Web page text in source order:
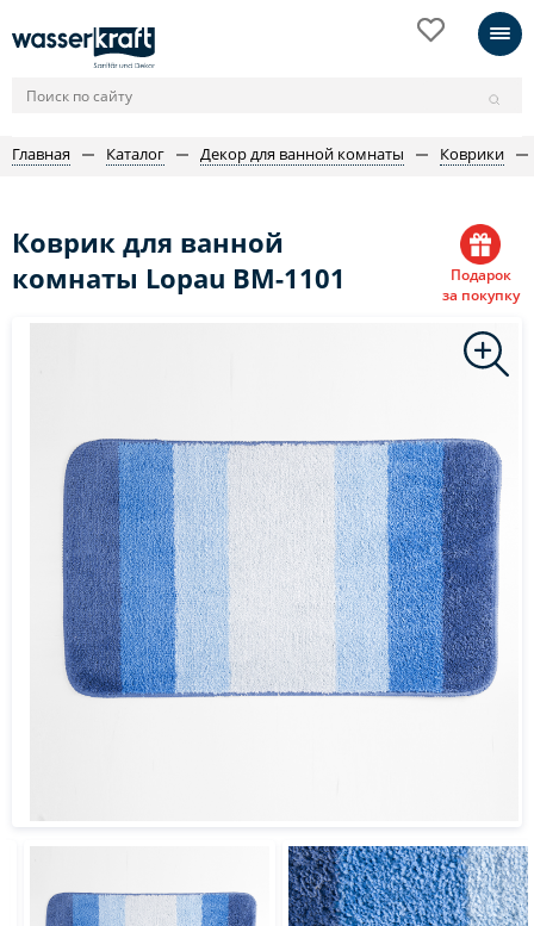
Главная Каталог Декор для ванной комнаты Коврики
Коврик для ванной
комнаты Lopau BM-1101
Подарок
за покупку